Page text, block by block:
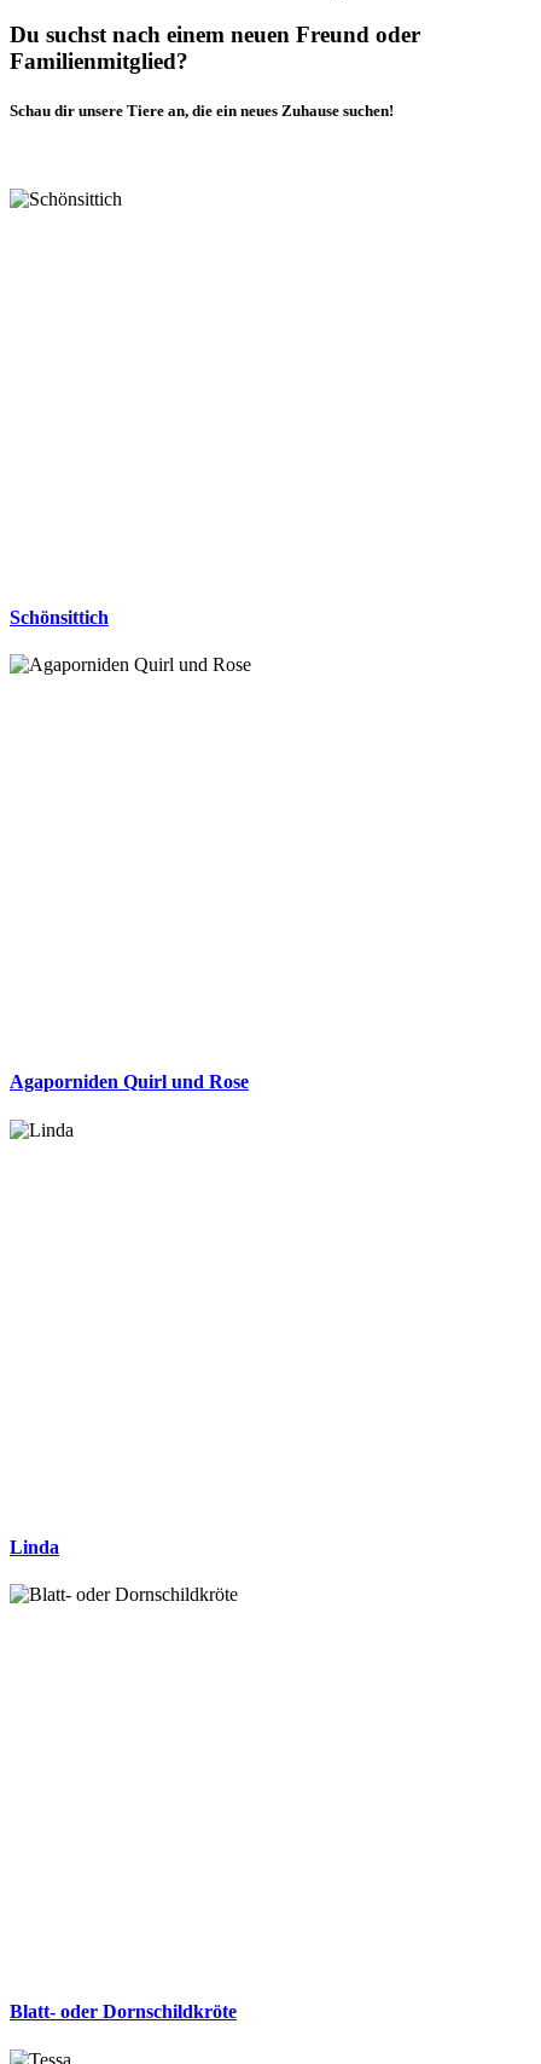
Du suchst nach einem neuen Freund oder
Familienmitglied?
Schau dir unsere Tiere an, die ein neues Zuhause suchen!
Schönsittich
Agaporniden Quirl und Rose
Linda
Blatt- oder Dornschildkröte